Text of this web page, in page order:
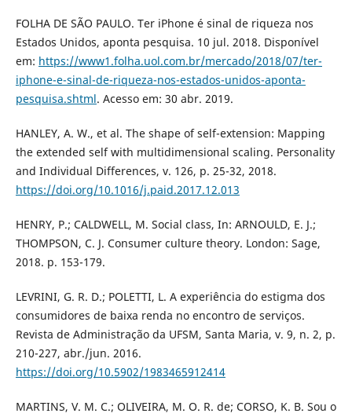
FOLHA DE SÃO PAULO. Ter iPhone é sinal de riqueza nos
Estados Unidos, aponta pesquisa. 10 jul. 2018. Disponível
em: https://www1.folha.uol.com.br/mercado/2018/07/ter-
iphone-e-sinal-de-riqueza-nos-estados-unidos-aponta-
pesquisa.shtml. Acesso em: 30 abr. 2019.
HANLEY, A. W., et al. The shape of self-extension: Mapping
the extended self with multidimensional scaling. Personality
and Individual Differences, v. 126, p. 25-32, 2018.
https://doi.org/10.1016/j.paid.2017.12.013
HENRY, P.; CALDWELL, M. Social class, In: ARNOULD, E. J.;
THOMPSON, C. J. Consumer culture theory. London: Sage,
2018. p. 153-179.
LEVRINI, G. R. D.; POLETTI, L. A experiência do estigma dos
consumidores de baixa renda no encontro de serviços.
Revista de Administração da UFSM, Santa Maria, v. 9, n. 2, p.
210-227, abr./jun. 2016.
https://doi.org/10.5902/1983465912414
MARTINS, V. M. C.; OLIVEIRA, M. O. R. de; CORSO, K. B. Sou o